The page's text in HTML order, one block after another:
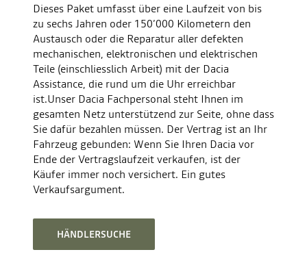
Dieses Paket umfasst über eine Laufzeit von bis
zu sechs Jahren oder 150’000 Kilometern den
Austausch oder die Reparatur aller defekten
mechanischen, elektronischen und elektrischen
Teile (einschliesslich Arbeit) mit der Dacia
Assistance, die rund um die Uhr erreichbar
ist.Unser Dacia Fachpersonal steht Ihnen im
gesamten Netz unterstützend zur Seite, ohne dass
Sie dafür bezahlen müssen. Der Vertrag ist an Ihr
Fahrzeug gebunden: Wenn Sie Ihren Dacia vor
Ende der Vertragslaufzeit verkaufen, ist der
Käufer immer noch versichert. Ein gutes
Verkaufsargument.
HÄNDLERSUCHE